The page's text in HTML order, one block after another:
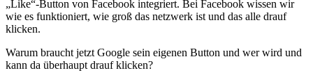
„Like“-Button von Facebook integriert. Bei Facebook wissen wir
wie es funktioniert, wie groß das netzwerk ist und das alle drauf
klicken.
Warum braucht jetzt Google sein eigenen Button und wer wird und
kann da überhaupt drauf klicken?